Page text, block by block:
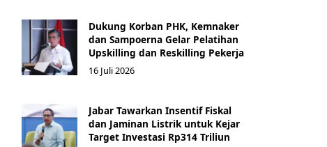
Dukung Korban PHK, Kemnaker
dan Sampoerna Gelar Pelatihan
Upskilling dan Reskilling Pekerja
16 Juli 2026
Jabar Tawarkan Insentif Fiskal
dan Jaminan Listrik untuk Kejar
Target Investasi Rp314 Triliun